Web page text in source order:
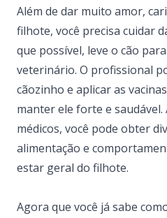
Além de dar muito amor,
filhote, você precisa cuidar
que possível, leve o cão
veterinário. O profissional
cãozinho e aplicar as
manter ele forte e saudável.
médicos, você pode obter
alimentação e
estar geral do filhote.
Agora que você já sabe